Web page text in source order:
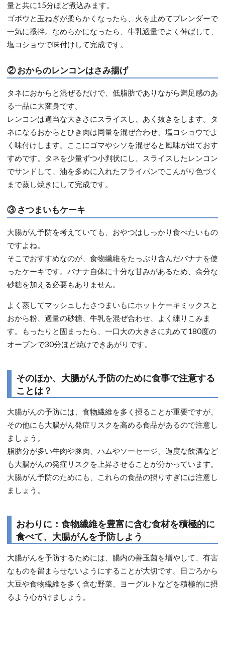
量と共に15分ほど煮込みます。
ゴボウと玉ねぎが柔らかくなったら、火を止めてブレンダーで
一気に攪拌。なめらかになったら、牛乳適量でよく伸ばして、
塩コショウで味付けして完成です。
② おからのレンコンはさみ揚げ
タネにおからと混ぜるだけで、低脂肪でありながら満足感のあ
る一品に大変身です。
レンコンは適当な大きさにスライスし、あく抜きをします。タ
ネになるおからとひき肉は同量を混ぜ合わせ、塩コショウでよ
く味付けします。ここにゴマやシソを混ぜると風味が出ておす
すめです。タネを少量ずつ小判状にし、スライスしたレンコン
でサンドして、油を多めに入れたフライパンでこんがり色づく
まで蒸し焼きにして完成です。
③ さつまいもケーキ
大腸がん予防を考えていても、おやつはしっかり食べたいもの
ですよね。
そこでおすすめなのが、食物繊維をたっぷり含んだバナナを使
ったケーキです。バナナ自体に十分な甘みがあるため、余分な
砂糖を加える必要もありません。
よく蒸してマッシュしたさつまいもにホットケーキミックスと
おから粉、適量の砂糖、牛乳を混ぜ合わせ、よく練りこみま
す。もったりと固まったら、一口大の大きさに丸めて180度の
オーブンで30分ほど焼けできあがりです。
そのほか、大腸がん予防のために食事で注意する
ことは？
大腸がんの予防には、食物繊維を多く摂ることが重要ですが、
その他にも大腸がん発症リスクを高める食品があるので注意し
ましょう。
脂肪分が多い牛肉や豚肉、ハムやソーセージ、過度な飲酒など
も大腸がんの発症リスクを上昇させることが分かっています。
大腸がん予防のためにも、これらの食品の摂りすぎには注意し
ましょう。
おわりに：食物繊維を豊富に含む食材を積極的に
食べて、大腸がんを予防しよう
大腸がんを予防するためには、腸内の善玉菌を増やして、有害
なものを留まらせないようにすることが大切です。日ごろから
大豆や食物繊維を多く含む野菜、ヨーグルトなどを積極的に摂
るよう心がけましょう。